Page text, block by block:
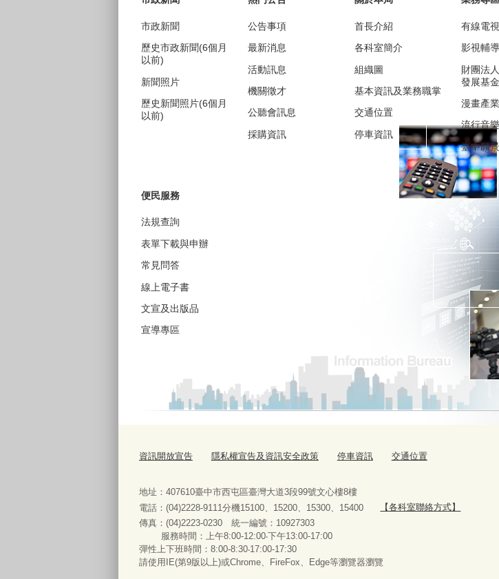
市政新聞
歷史市政新聞(6個月
以前)
新聞照片
歷史新聞照片(6個月
以前)
公告事項
最新消息
活動訊息
機關徵才
公聽會訊息
採購資訊
首長介紹
各科室簡介
組織圖
基本資訊及業務職掌
交通位置
停車資訊
有線電
影視輔
財團法
發展基
漫畫產
流行音
臺中願
便民服務
法規查詢
表單下載與申辦
常見問答
線上電子書
文宣及出版品
宣導專區
資訊開放宣告 隱私權宣告及資訊安全政策 停車資訊 交通位置
地址：407610臺中市西屯區臺灣大道3段99號文心樓8樓
電話：(04)2228-9111分機15100、15200、15300、15400
【各科室聯絡方式】
傳真：(04)2223-0230 統一編號 ：
服務時間：上午8:00-12:00‧下午13:00-17:00
彈性上下班時間：8:00-8:30‧17:00-17:30
請使用IE(第9版以上)或Chrome、FireFox、Edge等瀏覽器瀏覽